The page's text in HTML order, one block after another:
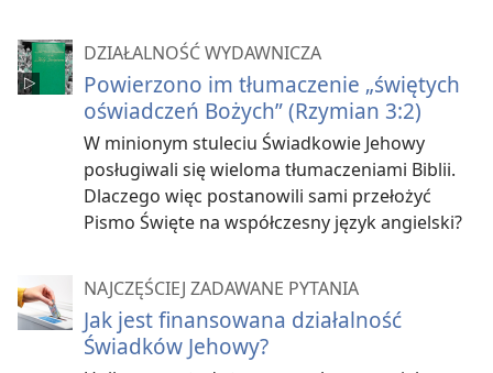
DZIAŁALNOŚĆ WYDAWNICZA
Powierzono im tłumaczenie „świętych
oświadczeń Bożych” (Rzymian 3:2)
W minionym stuleciu Świadkowie Jehowy
posługiwali się wieloma tłumaczeniami Biblii.
Dlaczego więc postanowili sami przełożyć
Pismo Święte na współczesny język angielski?
NAJCZĘŚCIEJ ZADAWANE PYTANIA
Jak jest finansowana działalność
Świadków Jehowy?